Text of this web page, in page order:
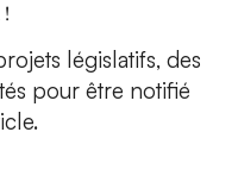
législatifs, des
pour être notifié